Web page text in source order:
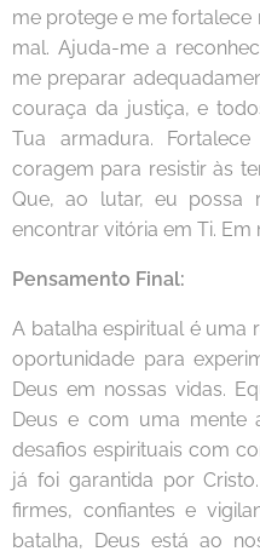
me protege e me fortalece
mal. Ajuda-me a
me preparar
couraça da justiça, e
Tua armadura.
coragem para resistir às
Que, ao lutar, eu possa
encontrar vitória em Ti. Em
Pensamento Final:
A batalha espiritual é uma
oportunidade para
Deus em nossas vidas.
Deus e com uma mente
desafios espirituais com
já foi garantida por
firmes, confiantes e
batalha, Deus está ao